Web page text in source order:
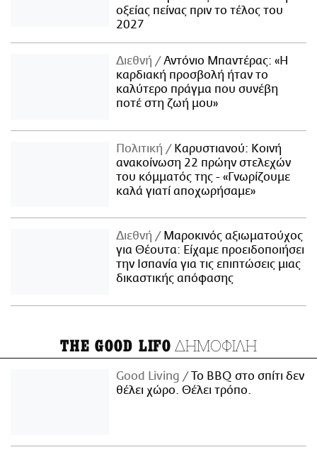
οξείας πείνας πριν το τέλος του
2027
Διεθνή
Αντόνιο Μπαντέρας: «Η
καρδιακή προσβολή ήταν το
καλύτερο πράγμα που συνέβη
ποτέ στη ζωή μου»
Πολιτική
Καρυστιανού: Κοινή
ανακοίνωση 22 πρώην στελεχών
του κόμματός της - «Γνωρίζουμε
καλά γιατί αποχωρήσαμε»
Διεθνή
Μαροκινός αξιωματούχος
για Θέουτα: Είχαμε προειδοποιήσει
την Ισπανία για τις επιπτώσεις μιας
δικαστικής απόφασης
THE GOOD LIFO ΔΗΜΟΦΙΛΗ
Good Living
Το BBQ στο σπίτι δεν
θέλει χώρο. Θέλει τρόπο.